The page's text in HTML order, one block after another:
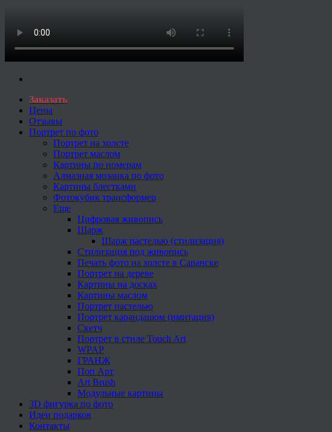
Заказать
Цены
Отзывы
Портрет по фото
Портрет на холсте
Портрет маслом
Картины по номерам
Алмазная мозаика по фото
Картины блестками
Фотокубик трансформер
Еще
Цифровая живопись
Шарж
Шарж пастелью (стилизация)
Стилизация под живопись
Печать фото на холсте в Саранске
Портрет на дереве
Картины на досках
Картины маслом
Портрет пастелью
Портрет карандашом (имитация)
Скетч
Портрет в стиле Touch Art
WPAP
ГРАНЖ
Поп Арт
Art Brush
Модульные картины
3D фигурка по фото
Идеи подарков
Контакты